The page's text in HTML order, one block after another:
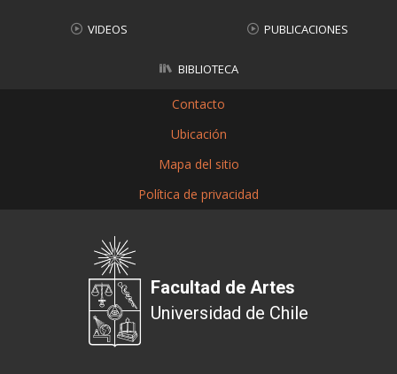
VIDEOS PUBLICACIONES
BIBLIOTECA
Contacto
Ubicación
Mapa del sitio
Política de privacidad
Facultad de Artes
Universidad de Chile